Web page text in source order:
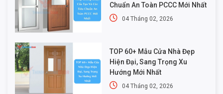
Chuẩn An Toàn PCCC Mới Nhất
04 Tháng 02, 2026
TOP 60+ Mẫu Cửa Nhà Đẹp
Hiện Đại, Sang Trọng Xu
Hướng Mới Nhất
04 Tháng 02, 2026